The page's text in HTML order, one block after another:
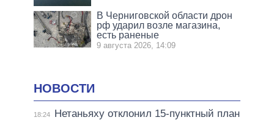
В Черниговской области дрон
рф ударил возле магазина,
есть раненые
9 августа 2026, 14:09
НОВОСТИ
18:24
Нетаньяху отклонил 15-пунктный план